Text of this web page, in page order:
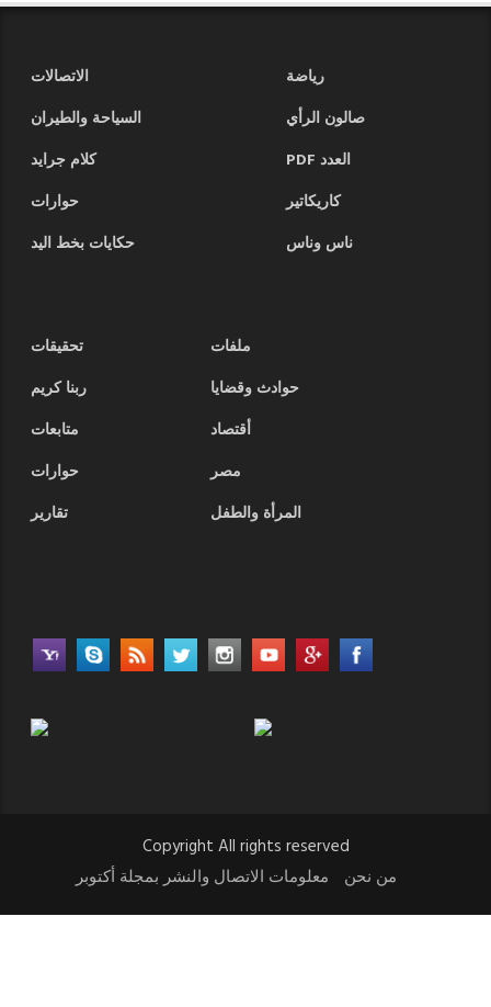
رياضة
الاتصالات
صالون الرأي
السياحة والطيران
العدد PDF
كلام جرايد
كاريكاتير
حوارات
ناس وناس
حكايات بخط اليد
ملفات
تحقيقات
حوادث وقضايا
ربنا كريم
أقتصاد
متابعات
مصر
حوارات
المرأة والطفل
تقارير
Copyright All rights reserved
من نحن
معلومات الاتصال والنشر بمجلة أكتوبر